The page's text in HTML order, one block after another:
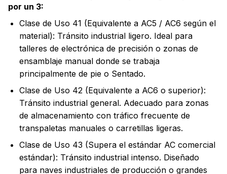
por un 3:
Clase de Uso 41 (Equivalente a AC5 / AC6 según el
material): Tránsito industrial ligero. Ideal para
talleres de electrónica de precisión o zonas de
ensamblaje manual donde se trabaja
principalmente de pie o Sentado.
Clase de Uso 42 (Equivalente a AC6 o superior):
Tránsito industrial general. Adecuado para zonas
de almacenamiento con tráfico frecuente de
transpaletas manuales o carretillas ligeras.
Clase de Uso 43 (Supera el estándar AC comercial
estándar): Tránsito industrial intenso. Diseñado
para naves industriales de producción o grandes